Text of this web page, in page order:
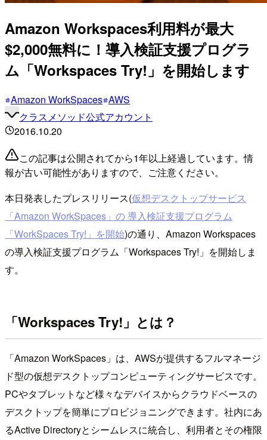
Amazon Workspaces利用料が最大
$2,000無料に！導入検証支援プログラ
ム「Workspaces Try!」を開始します
Amazon WorkSpaces AWS
クラスメソッド公式アカウント
2016.10.20
この記事は公開されてから1年以上経過しています。情
報が古い可能性がありますので、ご注意ください。
本日発表したプレスリリース(仮想デスクトップサービス
「Amazon WorkSpaces」の 導入検証支援プログラム
「WorkSpaces Try!」を開始)の通り、Amazon Workspaces
の導入検証支援プログラム「Workspaces Try!」を開始しま
す。
「Workspaces Try!」とは？
「Amazon WorkSpaces」は、AWSが提供するフルマネージ
ド型の仮想デスクトップコンピューティングサービスです。
PCやタブレットなど様々なデバイスからクラウドベースの
デスクトップを簡単にプロビジョニングできます。社内にあ
るActive Directoryとシームレスに統合し、利用者とその権限